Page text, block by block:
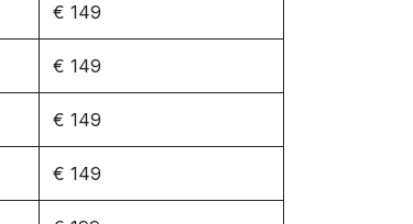
€ 149
€ 149
€ 149
€ 149